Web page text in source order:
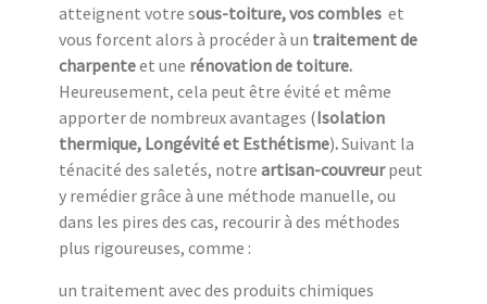
atteignent votre sous-toiture, vos combles et
vous forcent alors à procéder à un traitement de
charpenteet une rénovation de toiture.
Heureusement, cela peut être évité et même
apporter de nombreux avantages (Isolation
thermique, Longévité et Esthétisme).Suivant la
ténacité des saletés, notre artisan-couvreurpeut
y remédier grâce à une méthode manuelle, ou
dans les pires des cas, recourir à des méthodes
plus rigoureuses, comme :
un traitement avec des produits chimiques